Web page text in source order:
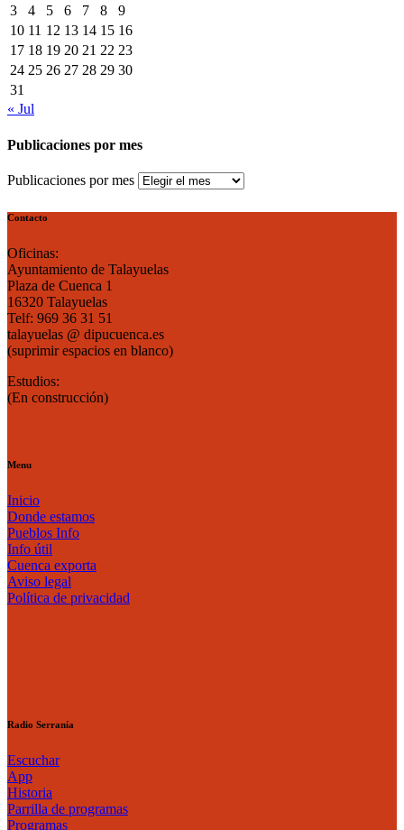
3
4 5 6 7 8
9
10 11 12 13 14 15 16
17 18 19 20 21 22 23
24 25 26 27 28 29 30
31
« Jul
Publicaciones por mes
Publicaciones por mes
Contacto
Oficinas:
Ayuntamiento de Talayuelas
Plaza de Cuenca 1
16320 Talayuelas
Telf: 969 36 31 51
talayuelas @ dipucuenca.es
(suprimir espacios en blanco)
Estudios:
(En construcción)
Menu
Inicio
Donde estamos
Pueblos Info
Info útil
Cuenca exporta
Aviso legal
Política de privacidad
Radio Serranía
Escuchar
App
Historia
Parrilla de programas
Programas